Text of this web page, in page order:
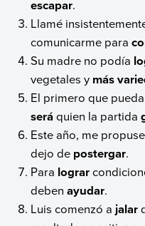
escapar.
Llamé
comunicarme para
Su madre no podía
vegetales y más
El primero que pueda
será quien la partida
Este año, me propuse
dejo de postergar.
Para lograr
debenayudar.
Luis comenzó a jalar